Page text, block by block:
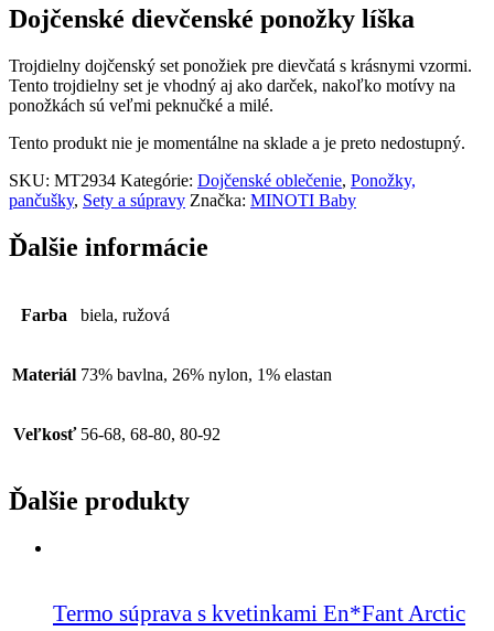
Dojčenské dievčenské ponožky líška
Trojdielny dojčenský set ponožiek pre dievčatá s krásnymi vzormi.
Tento trojdielny set je vhodný aj ako darček, nakoľko motívy na
ponožkách sú veľmi peknučké a milé.
Tento produkt nie je momentálne na sklade a je preto nedostupný.
SKU: MT2934 Kategórie: Dojčenské oblečenie, Ponožky,
pančušky, Sety a súpravy Značka: MINOTI Baby
Ďalšie informácie
Farba biela, ružová
Materiál 73% bavlna, 26% nylon, 1% elastan
Veľkosť 56-68, 68-80, 80-92
Ďalšie produkty
Termo súprava s kvetinkami En*Fant Arctic